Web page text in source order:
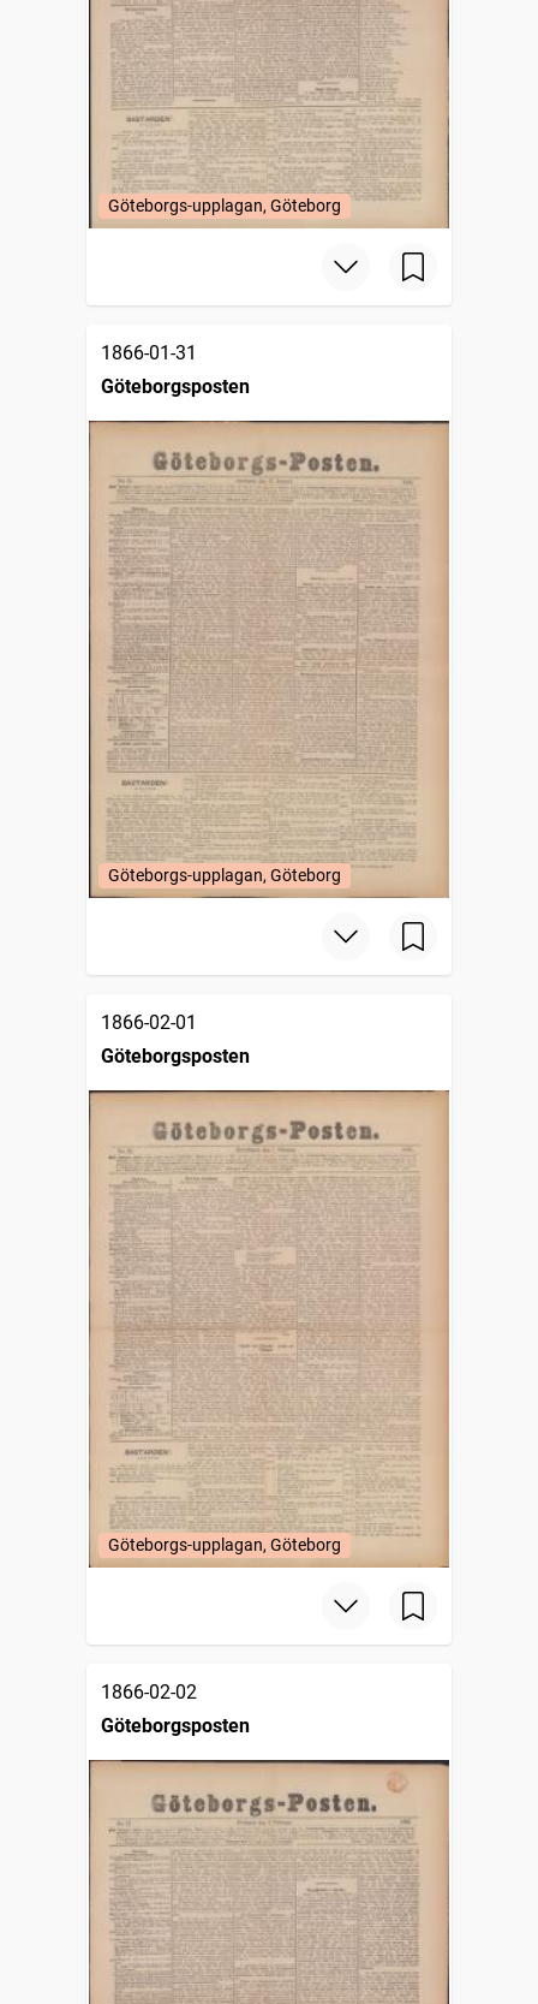
Göteborgs-upplagan, Göteborg
1866-01-31
Göteborgsposten
Göteborgs-upplagan, Göteborg
1866-02-01
Göteborgsposten
Göteborgs-upplagan, Göteborg
1866-02-02
Göteborgsposten